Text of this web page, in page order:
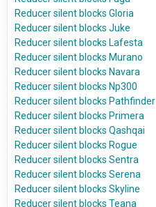
Reducer silent blocks Gloria
Reducer silent blocks Juke
Reducer silent blocks Lafesta
Reducer silent blocks Murano
Reducer silent blocks Navara
Reducer silent blocks Np300
Reducer silent blocks Pathfinder
Reducer silent blocks Primera
Reducer silent blocks Qashqai
Reducer silent blocks Rogue
Reducer silent blocks Sentra
Reducer silent blocks Serena
Reducer silent blocks Skyline
Reducer silent blocks Teana